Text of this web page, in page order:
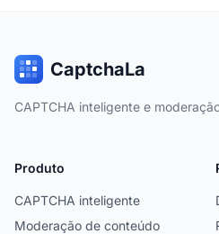
CaptchaLa
CAPTCHA inteligente e
Produto
CAPTCHA inteligente
Moderação de conteúdo